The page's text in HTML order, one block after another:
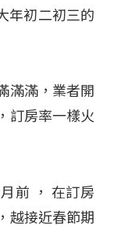
年初二初三的
滿滿，業者開
訂房率一樣火
前 ， 在訂房
越接近春節期